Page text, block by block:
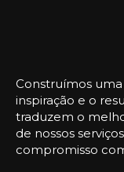
Construímos
inspiração e o
traduzem o
de nossos
compromisso